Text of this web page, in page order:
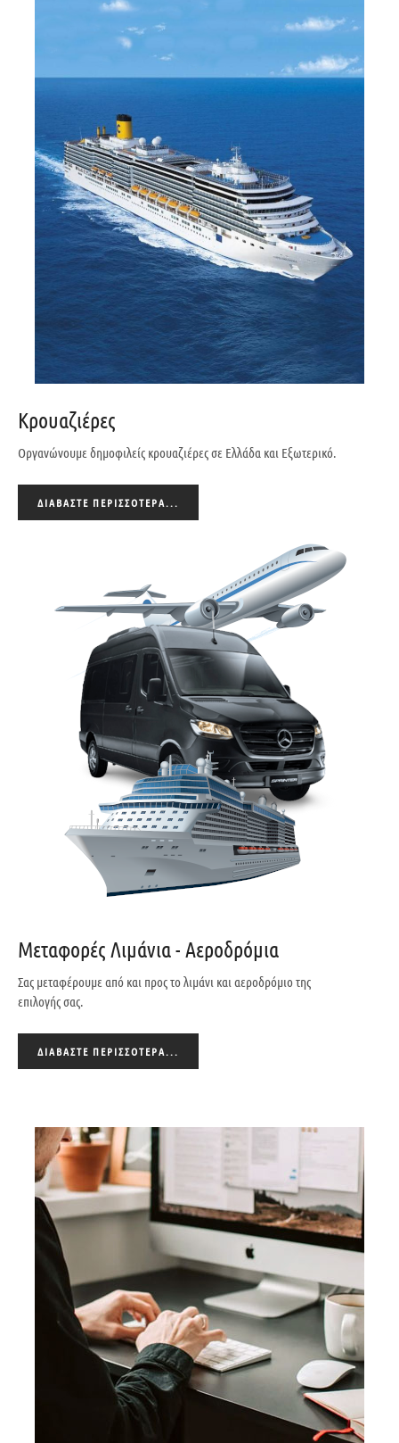
Κρουαζιέρες
Οργανώνουμε δημοφιλείς κρουαζιέρες σε Ελλάδα και Εξωτερικό.
ΔΙΑΒΆΣΤΕ ΠΕΡΙΣΣΌΤΕΡΑ...
Μεταφορές Λιμάνια - Αεροδρόμια
Σας μεταφέρουμε από και προς το λιμάνι και αεροδρόμιο της
επιλογής σας.
ΔΙΑΒΆΣΤΕ ΠΕΡΙΣΣΌΤΕΡΑ...